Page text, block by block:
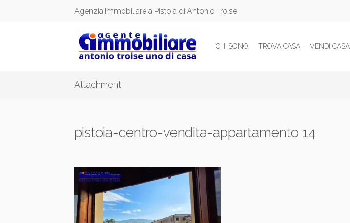
Agenzia Immobiliare a Pistoia di Antonio Troise
CHI SONO TROVA CASA VENDI CASA
Attachment
pistoia-centro-vendita-appartamento 14